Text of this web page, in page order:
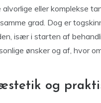
eller komplekse
grad. Dog er
især i starten af
ønsker og af, hvor
og